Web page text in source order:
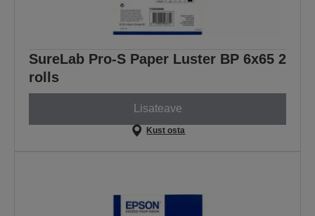
SureLab Pro-S Paper Luster BP 6x65 2
rolls
Lisateave
Kust osta